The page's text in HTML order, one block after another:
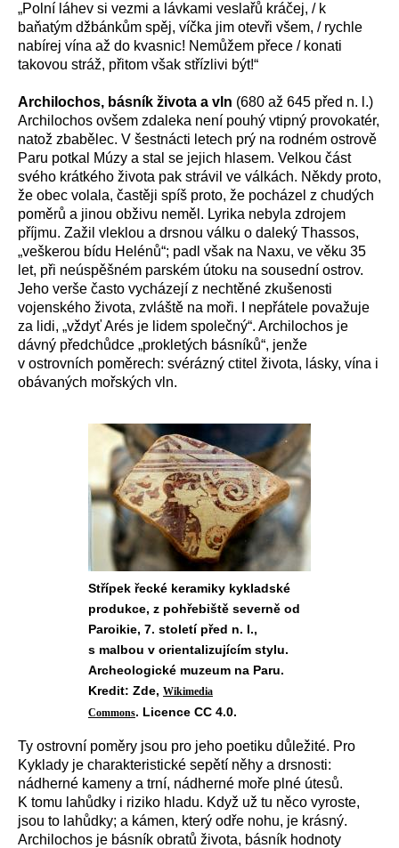
„Polní láhev si vezmi a lávkami veslařů kráčej, / k
baňatým džbánkům spěj, víčka jim otevři všem, / rychle
nabírej vína až do kvasnic! Nemůžem přece / konati
takovou stráž, přitom však střízlivi být!“
Archilochos, básník života a vln (680 až 645 před n. l.)
Archilochos ovšem zdaleka není pouhý vtipný provokatér,
natož zbabělec. V šestnácti letech prý na rodném ostrově
Paru potkal Múzy a stal se jejich hlasem. Velkou část
svého krátkého života pak strávil ve válkách. Někdy proto,
že obec volala, častěji spíš proto, že pocházel z chudých
poměrů a jinou obživu neměl. Lyrika nebyla zdrojem
příjmu. Zažil vleklou a drsnou válku o daleký Thassos,
„veškerou bídu Helénů“; padl však na Naxu, ve věku 35
let, při neúspěšném parském útoku na sousední ostrov.
Jeho verše často vycházejí z nechtěné zkušenosti
vojenského života, zvláště na moři. I nepřátele považuje
za lidi, „vždyť Arés je lidem společný“. Archilochos je
dávný předchůdce „prokletých básníků“, jenže
v ostrovních poměrech: svérázný ctitel života, lásky, vína i
obávaných mořských vln.
Střípek řecké keramiky kykladské
produkce, z pohřebiště severně od
Paroikie, 7. století před n. l.,
s malbou v orientalizujícím stylu.
Archeologické muzeum na Paru.
Kredit: Zde, Wikimedia
Commons. Licence CC 4.0.
Ty ostrovní poměry jsou pro jeho poetiku důležité. Pro
Kyklady je charakteristické sepětí něhy a drsnosti:
nádherné kameny a trní, nádherné moře plné útesů.
K tomu lahůdky i riziko hladu. Když už tu něco vyroste,
jsou to lahůdky; a kámen, který odře nohu, je krásný.
Archilochos je básník obratů života, básník hodnoty